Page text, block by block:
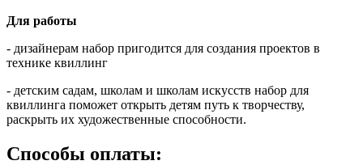
Для работы
- дизайнерам набор пригодится для создания проектов в
технике квиллинг
- детским садам, школам и школам искусств набор для
квиллинга поможет открыть детям путь к творчеству,
раскрыть их художественные способности.
Способы оплаты: